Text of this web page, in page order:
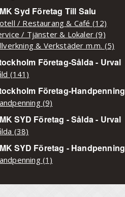
Syd Företag Till Salu
/ Restaurang & Café (12)
/ Tjänster & Lokaler (9)
& Verkstäder m.m. (5)
Företag-Sålda - Urval
(141)
Företag-Handpenning
(9)
SYD Företag - Sålda - Urval
(38)
SYD Företag - Handpenning
(1)